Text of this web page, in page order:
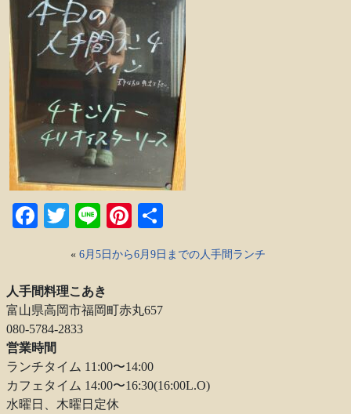
Facebook
TwitterLinePinterest
« 6月5日から6月9日までの人手間ランチ
人手間料理こあき
富山県高岡市福岡町赤丸657
080-5784-2833
営業時間
ランチタイム 11:00〜14:00
カフェタイム 14:00〜16:30(16:00L.O)
水曜日、木曜日定休